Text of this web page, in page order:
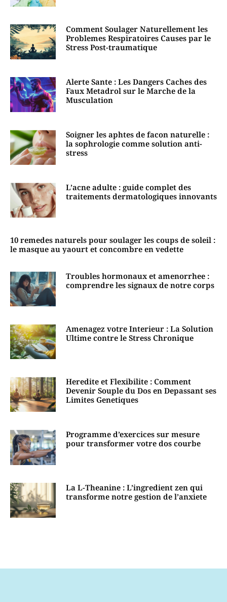
Comment Soulager Naturellement les
Problemes Respiratoires Causes par le
Stress Post-traumatique
Alerte Sante : Les Dangers Caches des
Faux Metadrol sur le Marche de la
Musculation
Soigner les aphtes de facon naturelle :
la sophrologie comme solution anti-
stress
L’acne adulte : guide complet des
traitements dermatologiques innovants
10 remedes naturels pour soulager les coups de soleil :
le masque au yaourt et concombre en vedette
Troubles hormonaux et amenorrhee :
comprendre les signaux de notre corps
Amenagez votre Interieur : La Solution
Ultime contre le Stress Chronique
Heredite et Flexibilite : Comment
Devenir Souple du Dos en Depassant ses
Limites Genetiques
Programme d’exercices sur mesure
pour transformer votre dos courbe
La L-Theanine : L’ingredient zen qui
transforme notre gestion de l’anxiete